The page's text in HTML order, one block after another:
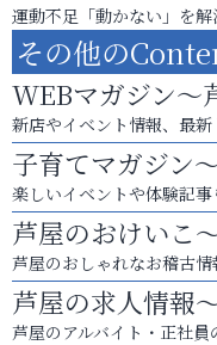
運動不足「動かない」を解
その他の
WEBマガジン～
新店やイベント情報、最新
子育てマガジン
楽しいイベントや体験記事
芦屋のおけいこ
芦屋のおしゃれなお稽古情
芦屋の求人情報
芦屋のアルバイト・正社員